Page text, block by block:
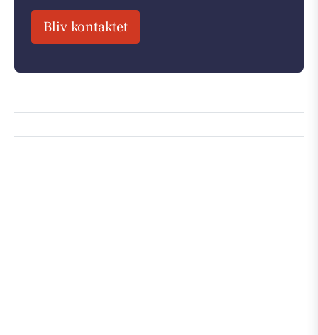
Bliv kontaktet